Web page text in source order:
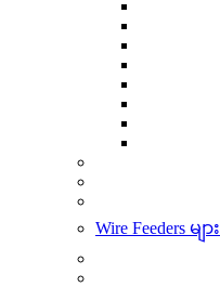
Wire Feeders များ